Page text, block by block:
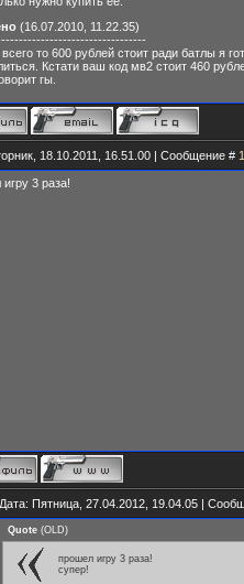
(16.07.2010, 11.22.35)
то 600 рублей стоит ради батлы я
Кстати ваш код мв2 стоит 460
гы.
18.10.2011, 16.51.00 | Сообщение #
3 раза!
Дата: Пятница, 27.04.2012, 19.04.05 |
Quote (OLD)
прошел игру 3 раза!
супер!